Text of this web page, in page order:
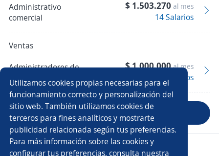
Utilizamos cookies propias necesarias para el
funcionamiento correcto y personalización del
sitio web. También utilizamos cookies de
terceros para fines analíticos y mostrarte
publicidad relacionada según tus preferencias.
Para más información sobre las cookies y
configurar tus preferencias, consulta nuestra
Administrativo
comercial
$ 1.503.270 al mes
14 Salarios
Ventas
Administradores de
tienda
$ 1.000.000al mes
3 Salarios
Anterior Siguiente
Copyright 2014 - 2026 DGNET LTD.